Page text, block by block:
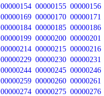
00000154 00000155 00000156
00000169 00000170 00000171
00000184 00000185 00000186
00000199 00000200 00000201
00000214 00000215 00000216
00000229 00000230 00000231
00000244 00000245 00000246
00000259 00000260 00000261
00000274 00000275 00000276